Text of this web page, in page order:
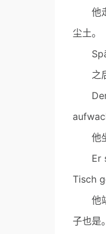
他走
尘土。
之后
Der
他坐
Er
Tisch
他站
子也是。